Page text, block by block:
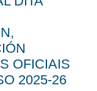
OFICIAIS
2025-26